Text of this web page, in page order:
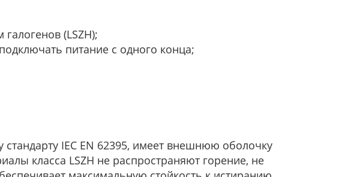
(LSZH);
питание с одного конца;
IEC EN 62395, имеет внешнюю оболочку
класса LSZH не распространяют горение, не